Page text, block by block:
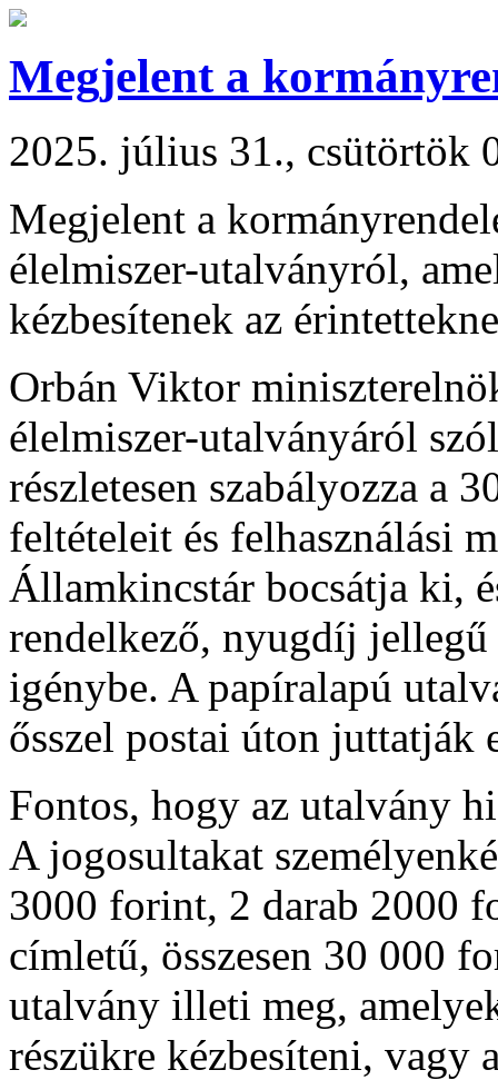
Megjelent a
2025. július 31., csütörtök
Megjelent a
élelmiszer-utalványról,
kézbesítenek az
Orbán Viktor
élelmiszer-utalványáról
részletesen szabályozza a
feltételeit és felhasználási
Államkincstár bocsátja ki,
rendelkező, nyugdíj jellegű
igénybe. A papíralapú
ősszel postai úton juttatják
Fontos, hogy az utalvány
A jogosultakat
3000 forint, 2 darab 2000
címletű, összesen 30 000
utalvány illeti meg,
részükre kézbesíteni, vagy